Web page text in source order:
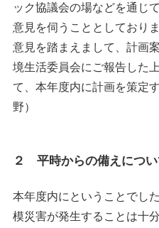
ック協議会の場などを通じ
意見を伺うこととしており
意見を踏まえまして、計画
境生活委員会にご報告した
て、本年度内に計画を策定
野）
２ 平時からの備えについ
本年度内にということでし
模災害が発生することは十